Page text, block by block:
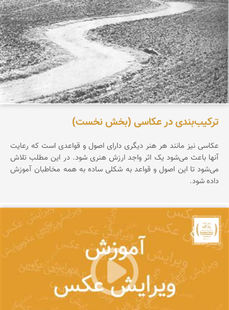
ترکیب‌بندی در عکاسی (بخش نخست)
عکاسی نیز مانند هر هنر دیگری دارای اصول و قواعدی است که رعایت
آنها باعث می‌شود یک اثر واجد ارزش هنری شود. در این مطلب تلاش
می‌شود تا این اصول و قواعد به شکلی ساده به همه مخاطبان آموزش
داده شود.
جشنواره نمای ایران